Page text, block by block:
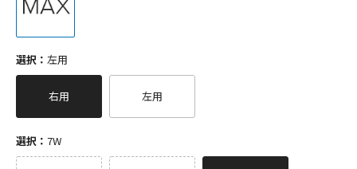
選択： 左用
右用 左用
選択： 7W